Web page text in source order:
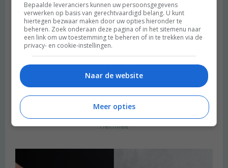
Heimwee
Bepaalde leveranciers kunnen uw persoonsgegevens
verwerken op basis van gerechtvaardigd belang. U kunt
hiertegen bezwaar maken door uw opties hieronder te
beheren. Zoek onderaan deze pagina of in het sitemenu naar
een link om uw toestemming te beheren of in te trekken via de
privacy- en cookie-instellingen.
Naar de website
Meer opties